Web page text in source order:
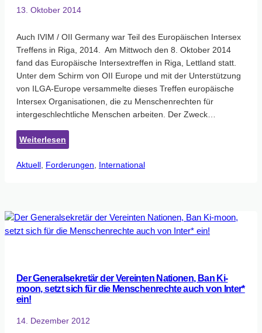
13. Oktober 2014
Auch IVIM / OII Germany war Teil des Europäischen Intersex
Treffens in Riga, 2014. Am Mittwoch den 8. Oktober 2014
fand das Europäische Intersextreffen in Riga, Lettland statt.
Unter dem Schirm von OII Europe und mit der Unterstützung
von ILGA-Europe versammelte dieses Treffen europäische
Intersex Organisationen, die zu Menschenrechten für
intergeschlechtliche Menschen arbeiten. Der Zweck…
Weiterlesen
Stellungnahme
des
Riga,
2014
Aktuell Forderungen International
Der Generalsekretär der Vereinten Nationen, Ban Ki-
moon, setzt sich für die Menschenrechte auch von Inter*
ein!
14. Dezember 2012